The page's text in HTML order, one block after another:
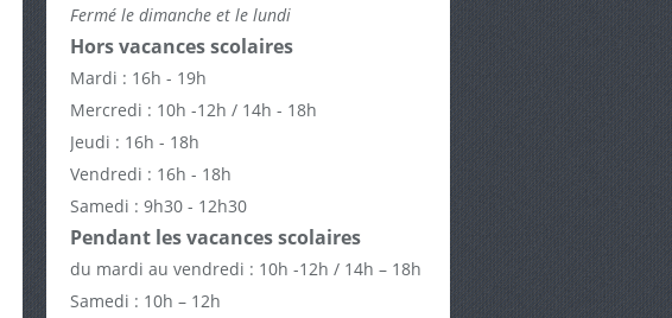
Fermé le dimanche et le lundi
Hors vacances scolaires
Mardi : 16h - 19h
Mercredi : 10h -12h / 14h - 18h
Jeudi : 16h - 18h
Vendredi : 16h - 18h
Samedi : 9h30 - 12h30
Pendant les vacances scolaires
du mardi au vendredi : 10h -12h / 14h – 18h
Samedi : 10h – 12h